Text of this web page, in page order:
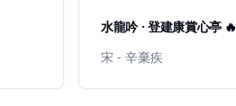
水龍吟 · 登建康賞心亭 🔥
宋 - 辛棄疾